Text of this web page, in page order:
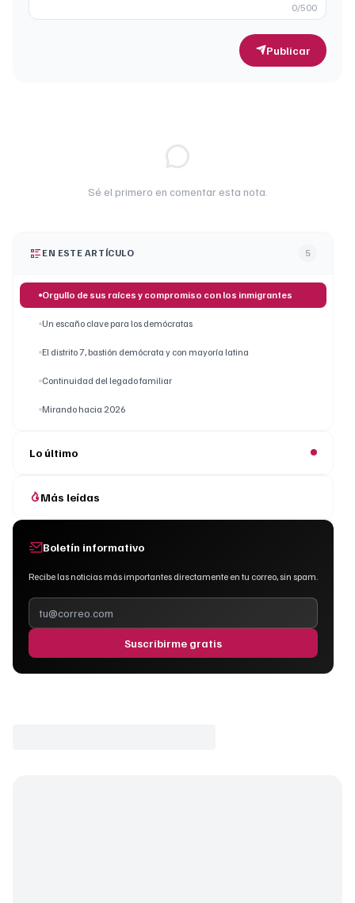
0/500
Publicar
Sé el primero en comentar esta nota.
EN ESTE ARTÍCULO 5
Orgullo de sus raíces y compromiso con los inmigrantes
Un escaño clave para los demócratas
El distrito 7, bastión demócrata y con mayoría latina
Continuidad del legado familiar
Mirando hacia 2026
Lo último
Más leídas
Boletín informativo
Recibe las noticias más importantes directamente en tu correo, sin spam.
Suscribirme gratis